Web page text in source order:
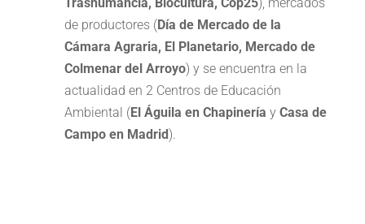
de productores (Día de Mercado de la
Cámara Agraria, El Planetario, Mercado de
Colmenar del Arroyo) y se encuentra en la
actualidad en 2 Centros de Educación
Ambiental (El Águila en Chapinería yCasa de
Campo en Madrid).